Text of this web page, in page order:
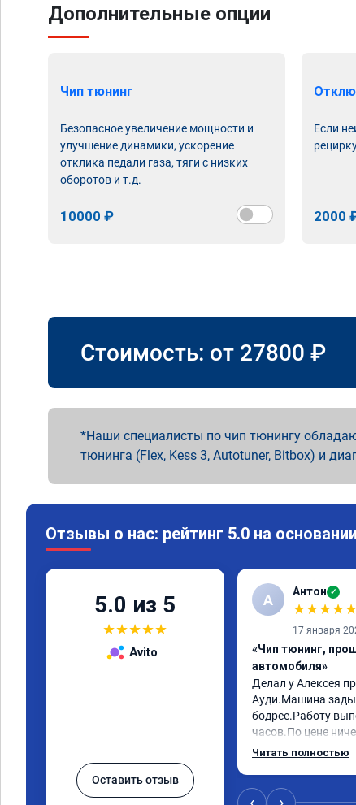
Дополнительные опции
Чип тюнинг
Безопасное увеличение мощности и
улучшение динамики, ускорение
отклика педали газа, тяги с низких
оборотов и т.д.
10000 ₽
Если
2000
Стоимость: от 27800 ₽
Наши специалисты по чип тюнингу
тюнинга (Flex, Kess 3, Autotuner, Bitbox) и
Отзывы о нас: рейтинг 5.0 на
5.0 из 5
★★★★★
Avito
Оставить отзыв
А Антон ✓
★★★★★
17 января
«Чип тюнинг,
автомобиля»
Делал у Алексея
Ауди.Машина
бодрее.Работу
часов.По цене
как
знаю,куда ехать в
Читать полностью